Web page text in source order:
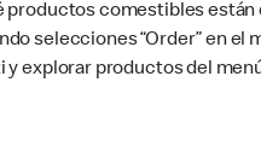
productos comestibles
selecciones “Order” en
y explorar productos del